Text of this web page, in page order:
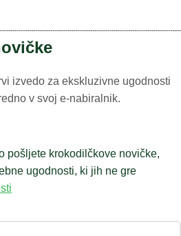
izvedo za ekskluzivne ugodnosti
v svoj e-nabiralnik.
pošljete krokodilčkove novičke,
ugodnosti, ki jih ne gre